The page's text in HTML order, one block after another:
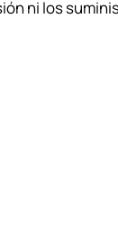
ni los